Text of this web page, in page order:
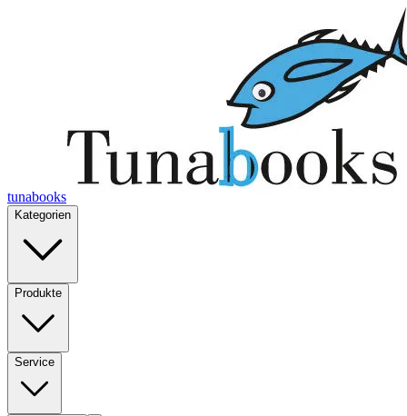
tunabooks
Kategorien
Produkte
Service